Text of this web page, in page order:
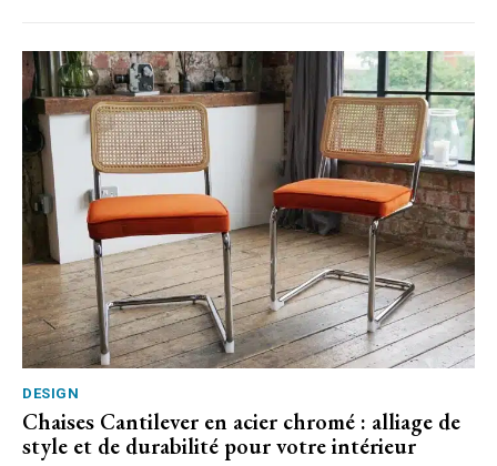
DESIGN
Chaises Cantilever en acier chromé : alliage de
style et de durabilité pour votre intérieur